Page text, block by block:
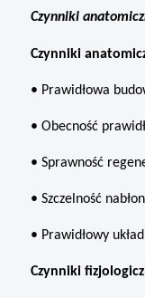
Czynniki
Czynniki
• Prawidłowa
• Obecność
• Sprawność
• Szczelność
• Prawidłowy
Czynniki